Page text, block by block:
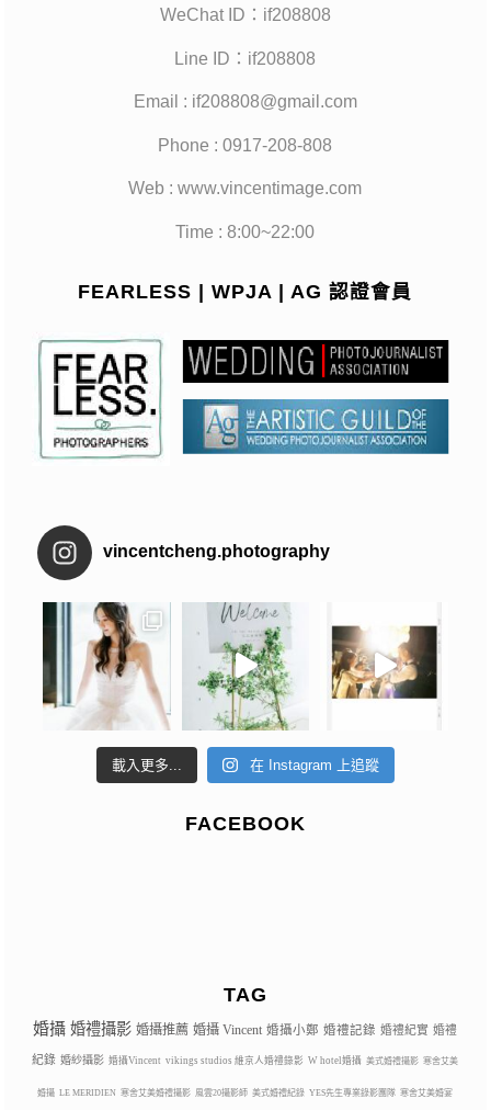
WeChat ID：if208808
Line ID：if208808
Email : if208808@gmail.com
Phone : 0917-208-808
Web : www.vincentimage.com
Time : 8:00~22:00
FEARLESS | WPJA | AG 認證會員
vincentcheng.photography
載入更多... 在 Instagram 上追蹤
FACEBOOK
TAG
婚攝 婚禮攝影 婚攝推薦 婚攝 Vincent 婚攝小鄭 婚禮記錄 婚禮紀實 婚禮
紀錄 婚紗攝影 婚攝Vincent vikings studios 維京人婚禮錄影 W hotel婚攝 美式婚禮攝影 寒舍艾美
婚攝 LE MERIDIEN 寒舍艾美婚禮攝影 風雲20攝影師 美式婚禮紀錄 YES先生專業錄影團隊 寒舍艾美婚宴